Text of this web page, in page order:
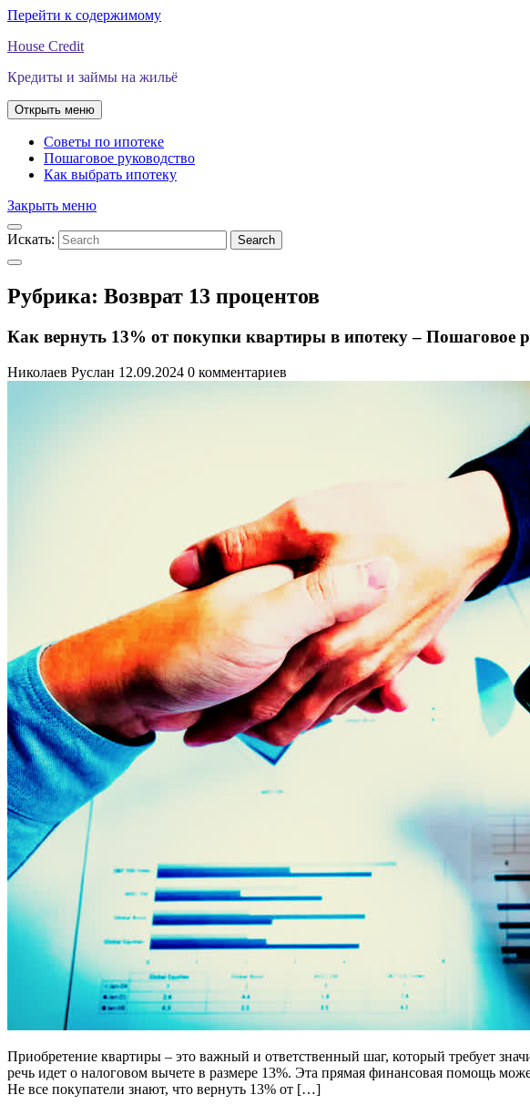
Перейти к содержимому
House Credit
Кредиты и займы на жильё
Открыть меню
Советы по ипотеке
Пошаговое руководство
Как выбрать ипотеку
Закрыть меню
Искать: Search
Рубрика: Возврат 13 процентов
Как вернуть 13% от покупки квартиры в ипотеку – Пошаговое
Николаев Руслан 12.09.2024 0 комментариев
Приобретение квартиры – это важный и ответственный шаг, который требует
речь идет о налоговом вычете в размере 13%. Эта прямая финансовая помощь
Не все покупатели знают, что вернуть 13% от […]